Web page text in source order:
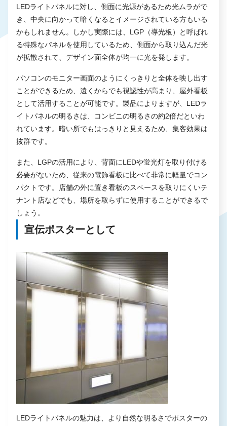
LEDライトパネルに対し、側面に光源があるため光ムラがで
き、中央に向かって暗くなるとイメージされている方もいる
かもしれません。しかし実際には、LGP（導光板）と呼ばれ
る特殊なパネルを使用しているため、側面から取り込んだ光
が拡散されて、デザイン面全体が均一に光を発します。
パソコンのモニター画面のようにくっきりと全体を映し出す
ことができるため、遠くからでも視認性が高まり、屋外看板
として活用することが可能です。製品によりますが、LEDラ
イトパネルの明るさは、コンビニの明るさの約2倍だといわ
れています。暗い所でもはっきりと見えるため、集客効果は
抜群です。
また、LGPの活用により、背面にLEDや蛍光灯を取り付ける
必要がないため、従来の電飾看板に比べて非常に軽量でコン
パクトです。店舗の外に置き看板のスペースを取りにくいテ
ナント店などでも、場所を取らずに使用することができるで
しょう。
宣伝ポスターとして
LEDライトパネルの魅力は、より自然な明るさでポスターの